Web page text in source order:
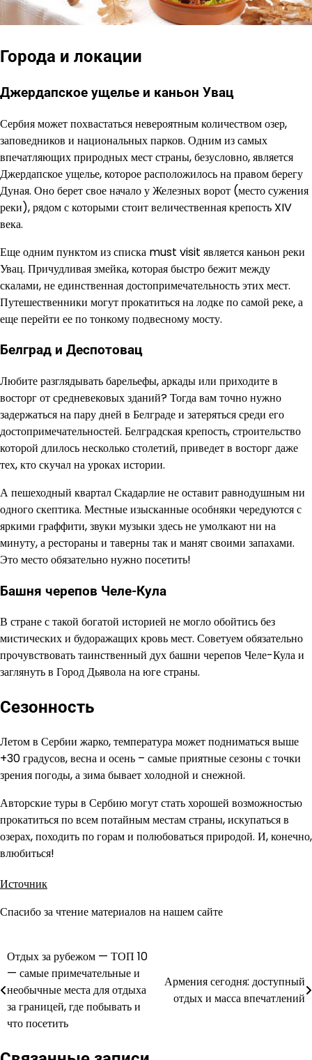
Города и локации
Джердапское ущелье и каньон Увац
Сербия может похвастаться невероятным количеством озер,
заповедников и национальных парков. Одним из самых
впечатляющих природных мест страны, безусловно, является
Джердапское ущелье, которое расположилось на правом берегу
Дуная. Оно берет свое начало у Железных ворот (место сужения
реки), рядом с которыми стоит величественная крепость XIV
века.
Еще одним пунктом из списка must visit является каньон реки
Увац. Причудливая змейка, которая быстро бежит между
скалами, не единственная достопримечательность этих мест.
Путешественники могут прокатиться на лодке по самой реке, а
еще перейти ее по тонкому подвесному мосту.
Белград и Деспотовац
Любите разглядывать барельефы, аркады или приходите в
восторг от средневековых зданий? Тогда вам точно нужно
задержаться на пару дней в Белграде и затеряться среди его
достопримечательностей. Белградская крепость, строительство
которой длилось несколько столетий, приведет в восторг даже
тех, кто скучал на уроках истории.
А пешеходный квартал Скадарлие не оставит равнодушным ни
одного скептика. Местные изысканные особняки чередуются с
яркими граффити, звуки музыки здесь не умолкают ни на
минуту, а рестораны и таверны так и манят своими запахами.
Это место обязательно нужно посетить!
Башня черепов Челе-Кула
В стране с такой богатой историей не могло обойтись без
мистических и будоражащих кровь мест. Советуем обязательно
прочувствовать таинственный дух башни черепов Челе-Кула и
заглянуть в Город Дьявола на юге страны.
Сезонность
Летом в Сербии жарко, температура может подниматься выше
+30 градусов, весна и осень – самые приятные сезоны с точки
зрения погоды, а зима бывает холодной и снежной.
Авторские туры в Сербию могут стать хорошей возможностью
прокатиться по всем потайным местам страны, искупаться в
озерах, походить по горам и полюбоваться природой. И, конечно,
влюбиться!
Источник
Спасибо за чтение материалов на нашем сайте
Навигация
по
записям
Отдых за рубежом — ТОП 10
— самые примечательные и
необычные места для отдыха
за границей, где побывать и
что посетить
Армения сегодня: доступный
отдых и масса впечатлений